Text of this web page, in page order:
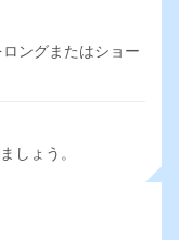
ングまたはショー
しょう。